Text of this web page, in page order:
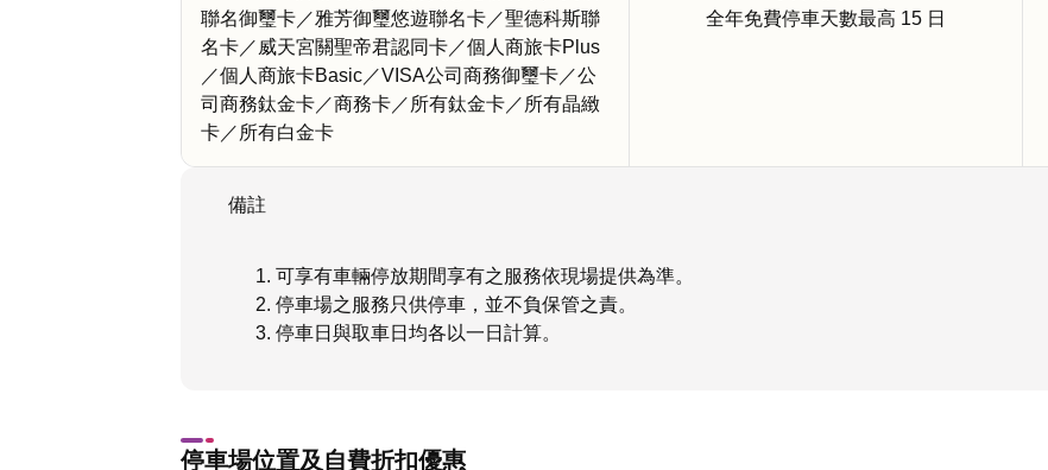
聯名御璽卡／雅芳御璽悠遊聯名卡／聖德科斯聯
名卡／威天宮關聖帝君認同卡／個人商旅卡Plus
／個人商旅卡Basic／VISA公司商務御璽卡／公
司商務鈦金卡／商務卡／所有鈦金卡／所有晶緻
卡／所有白金卡
全年免費停車天數最高 15 日
備註
可享有車輛停放期間享有之服務依現場提供為準。
停車場之服務只供停車，並不負保管之責。
停車日與取車日均各以一日計算。
停車場位置及自費折扣優惠